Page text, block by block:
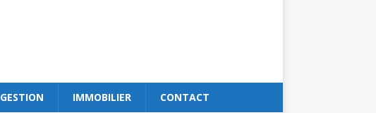
GESTION IMMOBILIER CONTACT